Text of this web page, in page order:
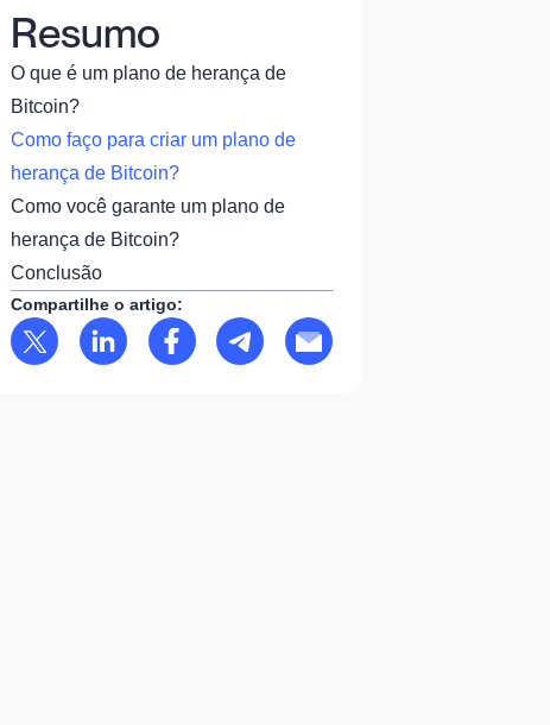
Resumo
O que é um plano de herança de
Bitcoin?
Como faço para criar um plano de
herança de Bitcoin?
Como você garante um plano de
herança de Bitcoin?
Conclusão
Compartilhe o artigo: